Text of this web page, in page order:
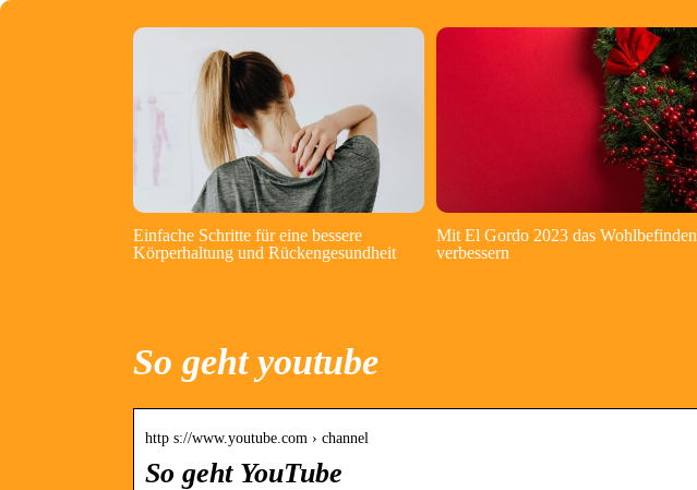
Einfache Schritte für eine bessere
Körperhaltung und Rückengesundheit
Mit El Gordo 2023 das Wohlbefinden
verbessern
So geht youtube
http s://www.youtube.com › channel
So geht YouTube